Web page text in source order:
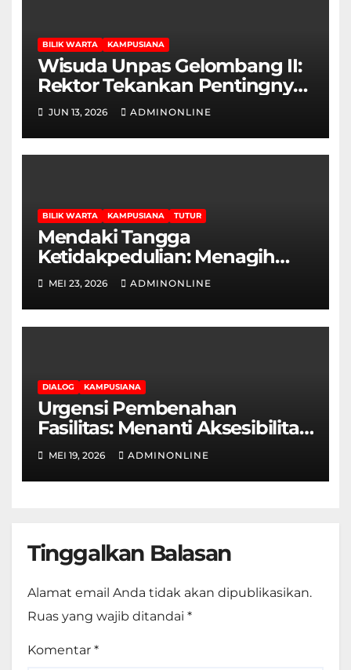
BILIK WARTA KAMPUSIANA
Wisuda Unpas Gelombang II:
Rektor Tekankan Pentingnya
Sertifikasi Keahlian
JUN 13, 2026 ADMINONLINE
BILIK WARTA KAMPUSIANA TUTUR
Mendaki Tangga
Ketidakpedulian: Menagih
Hak Disabilitas yang
Terpasung di Selasar Kampus
MEI 23, 2026 ADMINONLINE
DIALOG KAMPUSIANA
Urgensi Pembenahan
Fasilitas: Menanti Aksesibilitas
Ramah Disabilitas di Gedung
Fakultas Teknik
MEI 19, 2026 ADMINONLINE
Tinggalkan Balasan
Alamat email Anda tidak akan dipublikasikan.
Ruas yang wajib ditandai *
Komentar *